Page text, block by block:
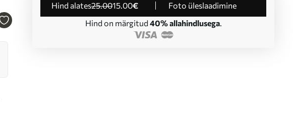
Hind alates25.0015.00€
Foto üleslaadimine
Hind on märgitud 40% allahindlusega.